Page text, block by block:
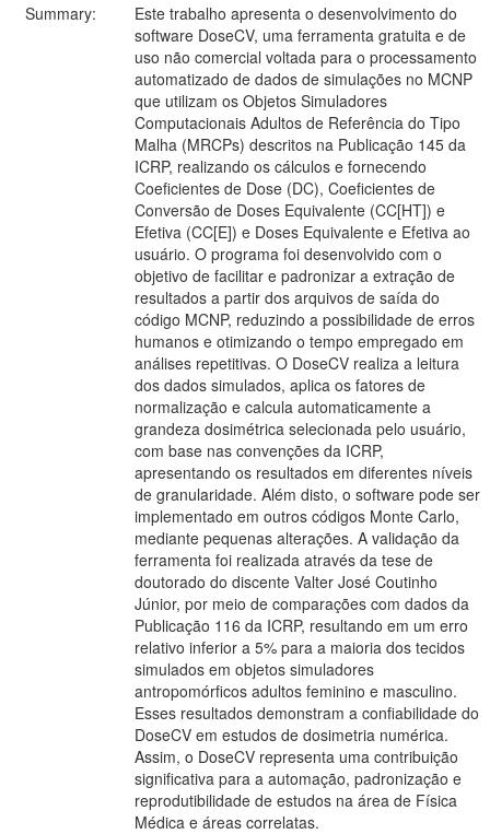
Summary:
Este trabalho apresenta o desenvolvimento do
software DoseCV, uma ferramenta gratuita e de
uso não comercial voltada para o processamento
automatizado de dados de simulações no MCNP
que utilizam os Objetos Simuladores
Computacionais Adultos de Referência do Tipo
Malha (MRCPs) descritos na Publicação 145 da
ICRP, realizando os cálculos e fornecendo
Coeficientes de Dose (DC), Coeficientes de
Conversão de Doses Equivalente (CC[HT]) e
Efetiva (CC[E]) e Doses Equivalente e Efetiva ao
usuário. O programa foi desenvolvido com o
objetivo de facilitar e padronizar a extração de
resultados a partir dos arquivos de saída do
código MCNP, reduzindo a possibilidade de erros
humanos e otimizando o tempo empregado em
análises repetitivas. O DoseCV realiza a leitura
dos dados simulados, aplica os fatores de
normalização e calcula automaticamente a
grandeza dosimétrica selecionada pelo usuário,
com base nas convenções da ICRP,
apresentando os resultados em diferentes níveis
de granularidade. Além disto, o software pode ser
implementado em outros códigos Monte Carlo,
mediante pequenas alterações. A validação da
ferramenta foi realizada através da tese de
doutorado do discente Valter José Coutinho
Júnior, por meio de comparações com dados da
Publicação 116 da ICRP, resultando em um erro
relativo inferior a 5% para a maioria dos tecidos
simulados em objetos simuladores
antropomórficos adultos feminino e masculino.
Esses resultados demonstram a confiabilidade do
DoseCV em estudos de dosimetria numérica.
Assim, o DoseCV representa uma contribuição
significativa para a automação, padronização e
reprodutibilidade de estudos na área de Física
Médica e áreas correlatas.